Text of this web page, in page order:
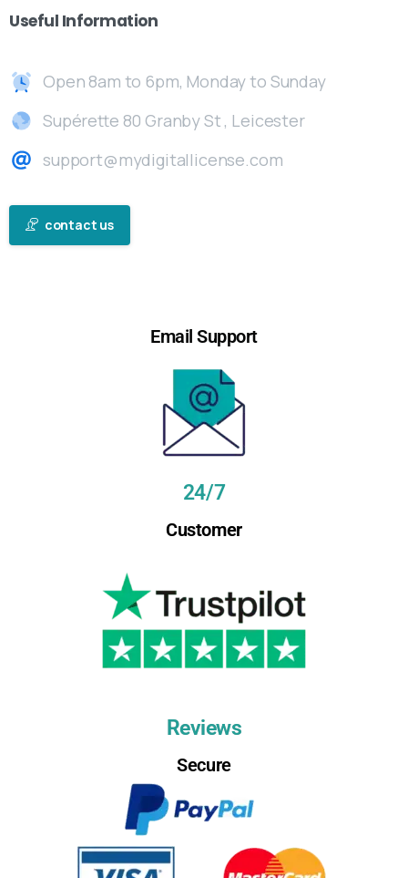
Useful Information
Open 8am to 6pm, Monday to Sunday
Supérette 80 Granby St , Leicester
support@mydigitallicense.com
contact us
Email Support
24/7
Customer
Reviews
Secure